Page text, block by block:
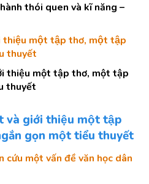
thói quen và kĩ năng –
thiệu một tập thơ, một tập
thuyết
thiệu một tập thơ, một tập
thuyết
và giới thiệu một tập
gọn một tiểu thuyết
cứu một vấn đề văn học dân